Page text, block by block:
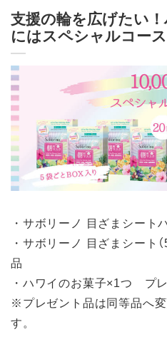
支援の輪を広げたい
にはスペシャルコース
・サボリーノ 目ざまシート
・サボリーノ 目ざまシート
品
・ハワイのお菓子×1つ プ
※プレゼント品は同等品へ
す。